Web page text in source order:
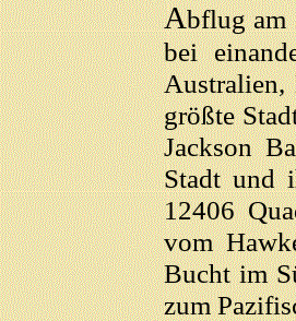
Abflug am
bei
Australien,
größte
Jackson
Stadt und
12406
vom
Bucht im
zum